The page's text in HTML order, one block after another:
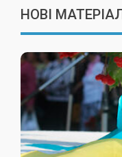
НОВІ